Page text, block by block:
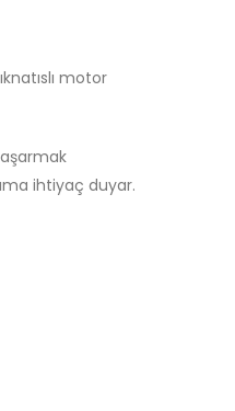
motor
ihtiyaç duyar.